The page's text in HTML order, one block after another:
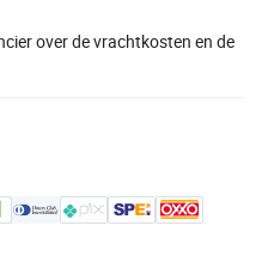
over de vrachtkosten en de